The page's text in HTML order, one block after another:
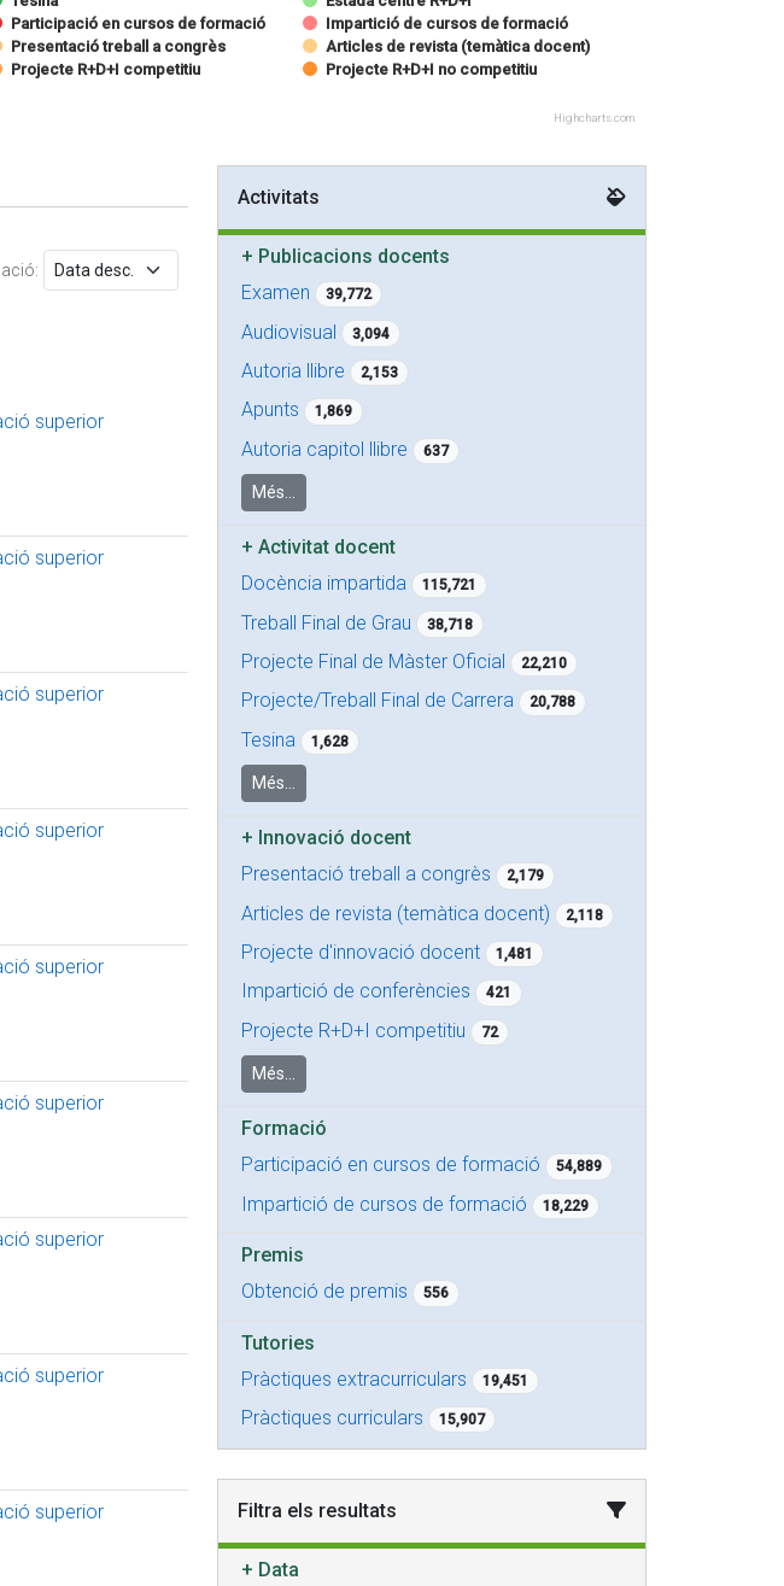
Participació en cursos de formació
Impartició de cursos de formació
Presentació treball a congrès Articles de revista (temàtica docent)
Projecte R+D+I competitiu
Projecte R+D+I no competitiu
Highcharts.com
superior
superior
superior
superior
superior
superior
superior
superior
superior
Activitats
+ Publicacions docents
Examen
39,772
Audiovisual 3,094
Autoria llibre 2,153
Apunts 1,869
Autoria capitol llibre 637
Més...
+Activitat docent
Docència impartida
115,721
Treball Final de Grau 38,718
Projecte Final de Màster Oficial 22,210
Projecte/Treball Final de Carrera 20,788
Tesina 1,628
Més...
+ Innovació docent
Presentació treball a congrès
2,179
Articles de revista (temàtica docent) 2,118
Projecte d'innovació docent 1,481
Impartició de conferències 421
Projecte R+D+I competitiu 72
Més...
Formació
Participació en cursos de formació
54,889
Impartició de cursos de formació 18,229
Premis
Obtenció de premis
556
Tutories
Pràctiques extracurriculars
19,451
Pràctiques curriculars 15,907
Filtra els resultats
+ Data